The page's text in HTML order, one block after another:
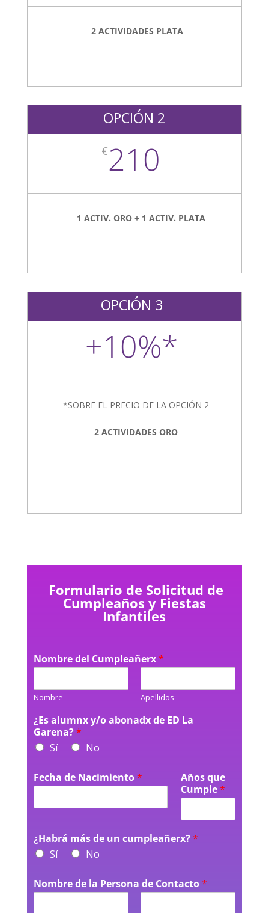
2 ACTIVIDADES PLATA
OPCIÓN 2
€210
1 ACTIV. ORO + 1 ACTIV. PLATA
OPCIÓN 3
+10%*
*SOBRE EL PRECIO DE LA OPCIÓN 2
2 ACTIVIDADES ORO
Formulario de Solicitud de
Cumpleaños y Fiestas
Infantiles
Nombre del Cumpleañerx*
Nombre Apellidos
¿Es alumnx y/o abonadx de ED La
Garena?*
Sí
No
Fecha de Nacimiento*
Años que
Cumple*
¿Habrá más de un cumpleañerx?*
Sí
No
Nombre de la Persona de Contacto*